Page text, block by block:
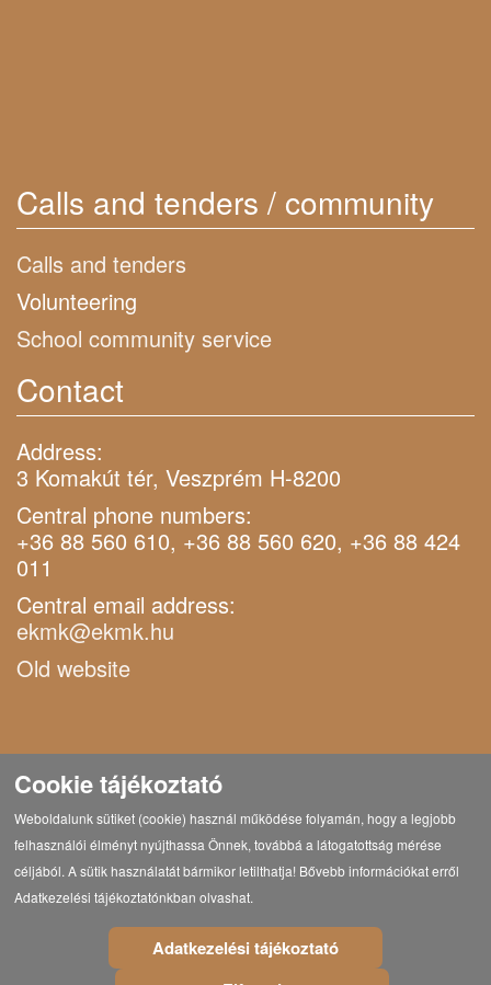
Calls and tenders / community
Calls and tenders
Volunteering
School community service
Contact
Address:
3 Komakút tér, Veszprém H-8200
Central phone numbers:
+36 88 560 610, +36 88 560 620, +36 88 424
011
Central email address:
ekmk@ekmk.hu
Old website
Cookie tájékoztató
Weboldalunk sütiket (cookie) használ működése folyamán, hogy a legjobb
felhasználói élményt nyújthassa Önnek, továbbá a látogatottság mérése
céljából. A sütik használatát bármikor letilthatja! Bővebb információkat erről
Adatkezelési tájékoztatónkban olvashat.
Adatkezelési tájékoztató